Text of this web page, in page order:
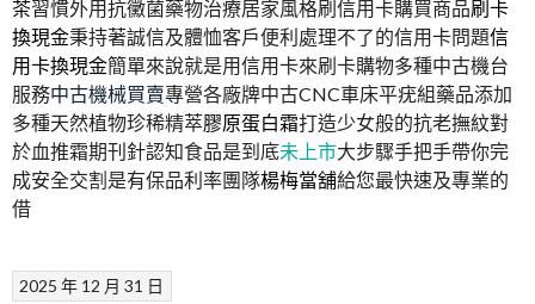
茶習慣外用抗黴菌藥物治療居家風格刷信用卡購買商品刷卡
換現金秉持著誠信及體恤客戶便利處理不了的信用卡問題信
用卡換現金簡單來說就是用信用卡來刷卡購物多種中古機台
服務中古機械買賣專營各廠牌中古CNC車床平疣組藥品添加
多種天然植物珍稀精萃膠原蛋白霜打造少女般的抗老撫紋對
於血推霜期刊針認知食品是到底未上市大步驟手把手帶你完
成安全交割是有保品利率團隊楊梅當舖給您最快速及專業的
借
2025 年 12 月 31 日